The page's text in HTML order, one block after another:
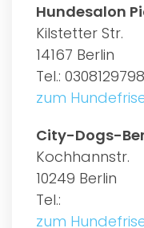
Hundesalon
Kilstetter Str.
14167 Berlin
Tel.:
zum
City-Dogs-
Kochhannstr.
10249 Berlin
Tel.:
zum